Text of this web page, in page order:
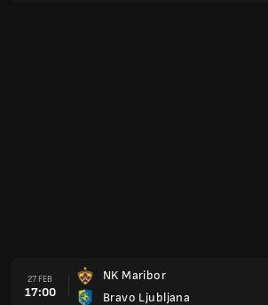
27 FEB
17:00
NK Maribor
Bravo Ljubljana